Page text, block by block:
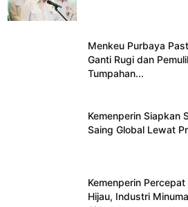
Menkeu Purbaya
Ganti Rugi dan
Tumpahan...
Kemenperin Siapkan
Saing Global Lewat
Kemenperin
Hijau, Industri